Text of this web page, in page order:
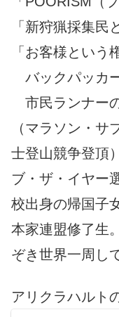
「新狩猟採集民
「お客様という
バックパッカ
市民ランナー
（マラソン・サ
士登山競争登頂
ブ・ザ・イヤー
校出身の帰国子
本家連盟修了生
ぞき世界一周し
アリクラハルト